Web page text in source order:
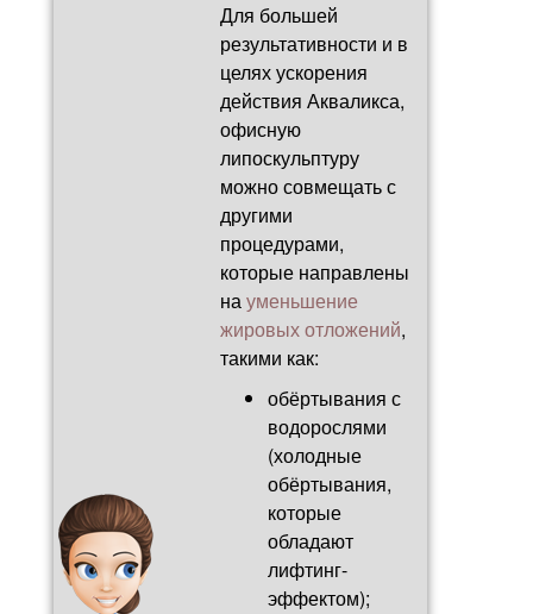
Для большей
результативности и в
целях ускорения
действия Акваликса,
офисную
липоскульптуру
можно совмещать с
другими
процедурами,
которые направлены
науменьшение
жировых отложений,
такими как:
обёртывания с
водорослями
(холодные
обёртывания,
которые
обладают
лифтинг-
эффектом);